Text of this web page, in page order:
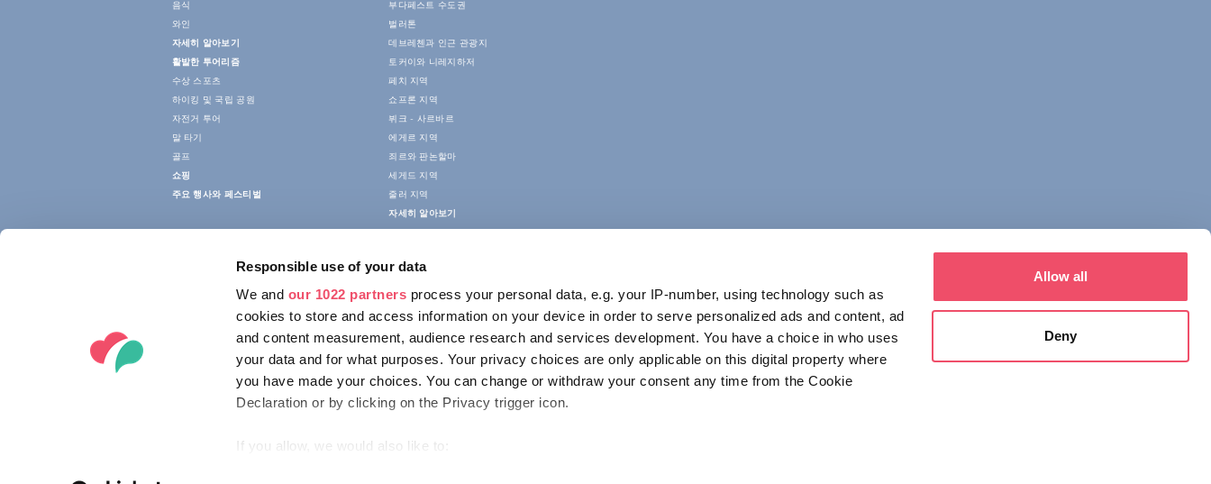
Responsible use of your data
We and our 1022 partners process your personal data, e.g. your IP-number, using technology such as
cookies to store and access information on your device in order to serve personalized ads and content, ad
and content measurement, audience research and services development. You have a choice in who uses
your data and for what purposes. Your privacy choices are only applicable on this digital property where
you have made your choices. You can change or withdraw your consent any time from the Cookie
Declaration or by clicking on the Privacy trigger icon.
If you allow, we would also like to:
Allow all
Deny
음식
와인
자세히 알아보기
활발한 투어리즘
수상 스포츠
하이킹 및 국립 공원
자전거 투어
말 타기
골프
쇼핑
주요 행사와 페스티벌
부다페스트 수도권
벌러톤
데브레첸과 인근 관광지
토커이와 니레지하저
페치 지역
쇼프론 지역
뷔크 - 사르바르
에게르 지역
죄르와 판논할마
세게드 지역
줄러 지역
자세히 알아보기
접촉
Alkotás utca 19